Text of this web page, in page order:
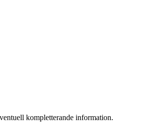
kompletterande information.